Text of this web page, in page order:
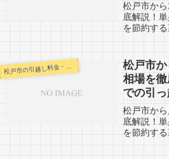
松戸市か
底解説！
を節約す
戸市から
松 戸市の引越し料金・代金相場・見積り情報
松戸市
相場を
での引
松戸市か
底解説！
を節約す